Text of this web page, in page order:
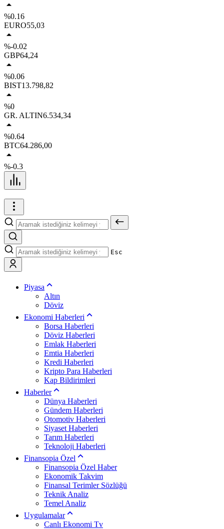
%0.16
EURO55,03
%-0.02
GBP64,24
%0.06
BIST13.798,82
%0
GR. ALTIN6.534,34
%0.64
BTC64.286,00
%-0.3
Esc
Piyasa
Altın
Döviz
Ekonomi Haberleri
Borsa Haberleri
Döviz Haberleri
Emlak Haberleri
Emtia Haberleri
Kredi Haberleri
Kripto Para Haberleri
Kap Bildirimleri
Haberler
Dünya Haberleri
Gündem Haberleri
Otomotiv Haberleri
Siyaset Haberleri
Tarım Haberleri
Teknoloji Haberleri
Finansopia Özel
Finansopia Özel Haber
Ekonomik Takvim
Finansal Terimler Sözlüğü
Teknik Analiz
Temel Analiz
Uygulamalar
Canlı Ekonomi Tv